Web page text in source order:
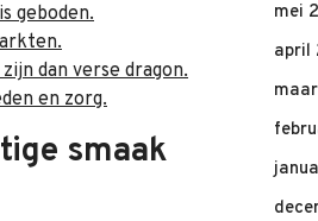
geboden.
dan verse dragon.
en zorg.
smaak
mei
april